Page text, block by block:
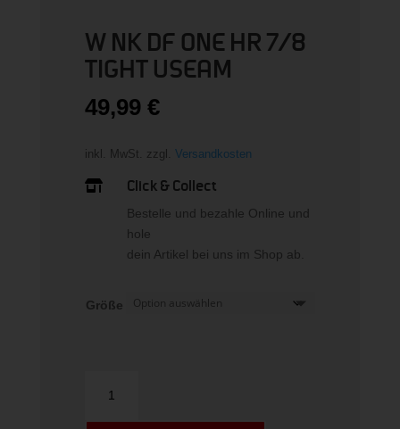
W NK DF ONE HR 7/8
TIGHT USEAM
49,99 €
inkl. MwSt. zzgl. Versandkosten
 Click & Collect
Bestelle und bezahle Online und
hole
dein Artikel bei uns im Shop ab.
Größe
DF